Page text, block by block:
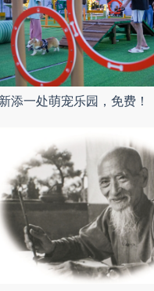
添一处萌宠乐园，免费！